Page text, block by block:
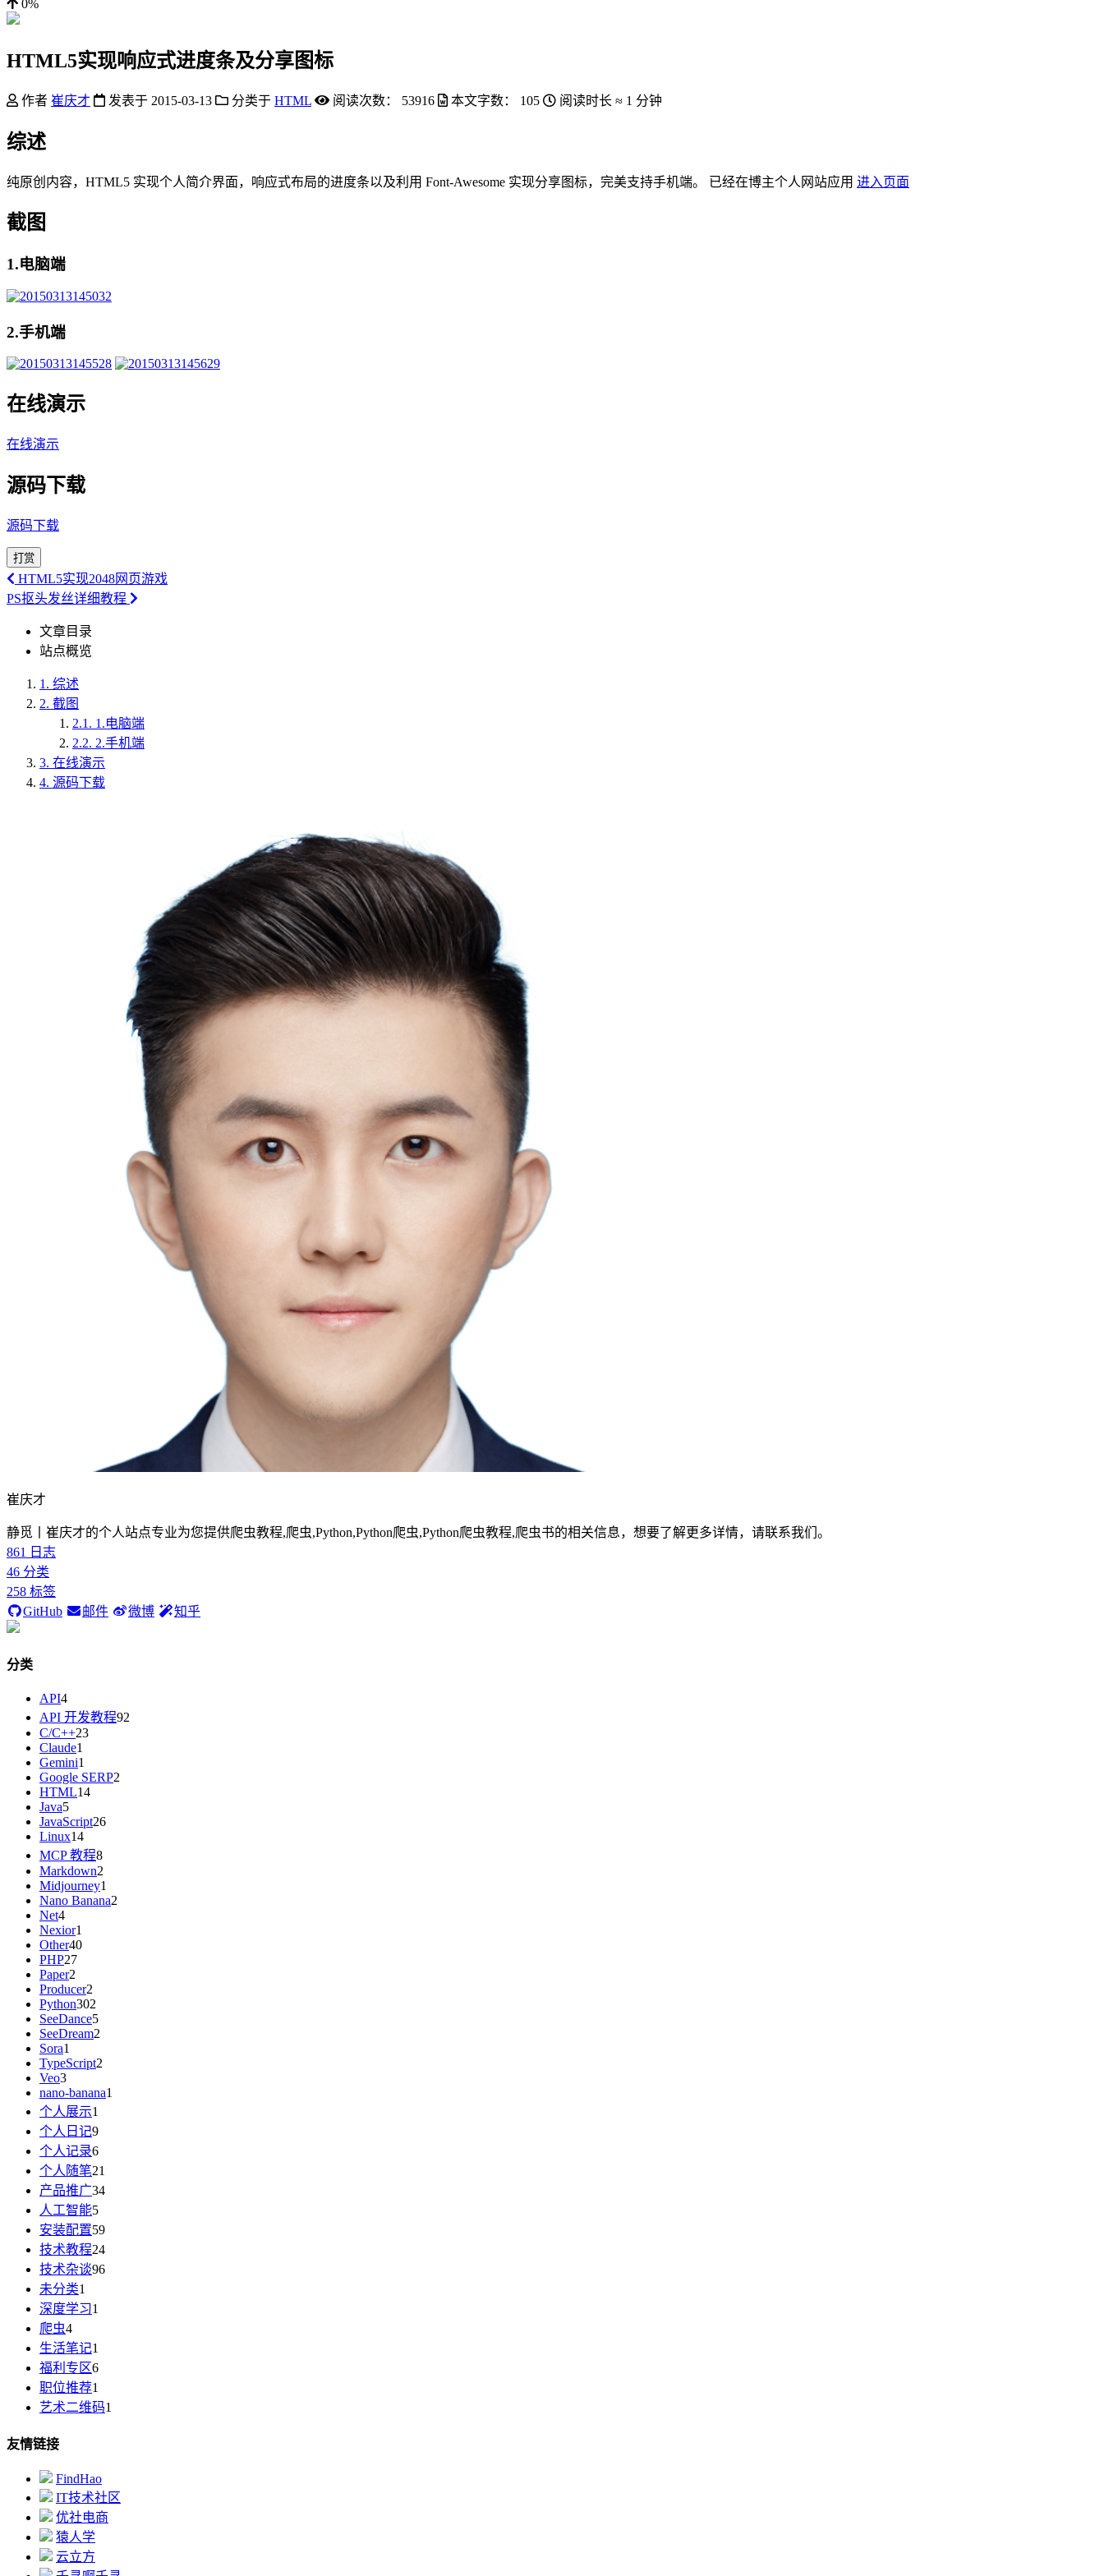
0%
HTML5实现响应式进度条及分享图标
作者 崔庆才 发表于 2015-03-13 分类于 HTML 阅读次数： 53916 本文字数： 105 阅读时长 ≈ 1 分钟
综述
纯原创内容，HTML5 实现个人简介界面，响应式布局的进度条以及利用 Font-Awesome 实现分享图标，完美支持手机端。 已经在博主个人网站应用 进入页面
截图
1.电脑端
2.手机端
在线演示
在线演示
源码下载
源码下载
打赏
HTML5实现2048网页游戏
PS抠头发丝详细教程
文章目录
站点概览
1. 综述
2. 截图
2.1. 1.电脑端
2.2. 2.手机端
3. 在线演示
4. 源码下载
崔庆才
静觅丨崔庆才的个人站点专业为您提供爬虫教程,爬虫,Python,Python爬虫,Python爬虫教程,爬虫书的相关信息，想要了解更多详情，请联系我们。
861
日志
46 分类
258 标签
GitHub
邮件 微博 知乎
分类
API4
API 开发教程92
C/C++23
Claude1
Gemini1
Google SERP2
HTML14
Java5
JavaScript26
Linux14
MCP 教程8
Markdown2
Midjourney1
Nano Banana2
Net4
Nexior1
Other40
PHP27
Paper2
Producer2
Python302
SeeDance5
SeeDream2
Sora1
TypeScript2
Veo3
nano-banana1
个人展示1
个人日记9
个人记录6
个人随笔21
产品推广34
人工智能5
安装配置59
技术教程24
技术杂谈96
未分类1
深度学习1
爬虫4
生活笔记1
福利专区6
职位推荐1
艺术二维码1
友情链接
FindHao
IT技术社区
优社电商
猿人学
云立方